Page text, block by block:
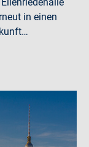
in einen